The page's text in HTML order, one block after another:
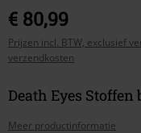
€ 80,99
Prijzen incl. BTW, exclusief
verzendkosten
Death Eyes
Meer productinformatie